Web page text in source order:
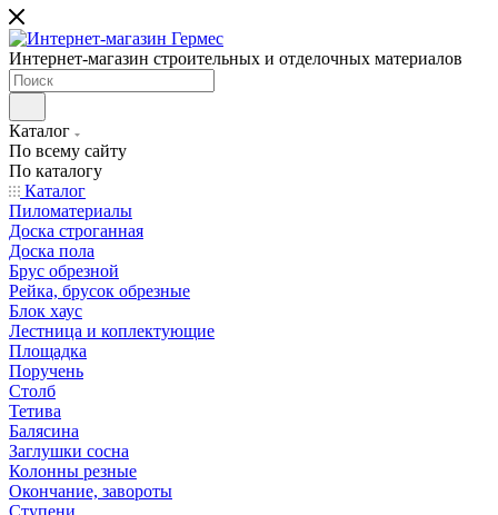
Интернет-магазин строительных и отделочных материалов
Каталог
По всему сайту
По каталогу
Каталог
Пиломатериалы
Доска строганная
Доска пола
Брус обрезной
Рейка, брусок обрезные
Блок хаус
Лестница и коплектующие
Площадка
Поручень
Столб
Тетива
Балясина
Заглушки сосна
Колонны резные
Окончание, завороты
Ступени